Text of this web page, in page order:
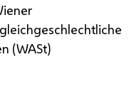
(WASt)